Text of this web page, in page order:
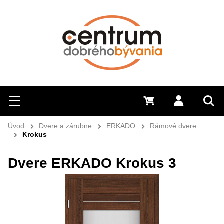
Hľadať
Menu Prihlásiť
0 €
Úvod Dvere a zárubne ERKADO
Rámové dvere
Krokus
Dvere ERKADO Krokus 3